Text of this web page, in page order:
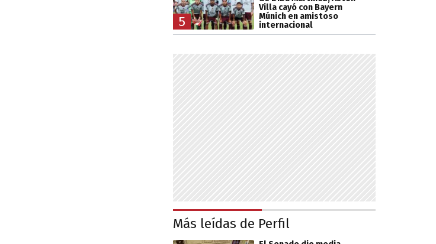
5
Villa cayó con Bayern
Múnich en amistoso
internacional
Más leídas de Perfil